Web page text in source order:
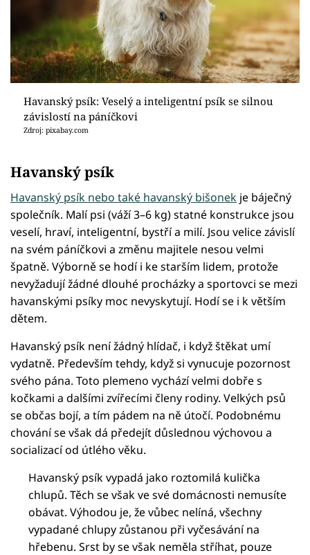
Havanský psík: Veselý a inteligentní psík se silnou
závislostí na páníčkovi
Zdroj: pixabay.com
Havanský psík
Havanský psík nebo také havanský bišonek je báječný
společník. Malí psi (váží 3–6 kg) statné konstrukce jsou
veselí, hraví, inteligentní, bystří a milí. Jsou velice závislí
na svém páníčkovi a změnu majitele nesou velmi
špatně. Výborně se hodí i ke starším lidem, protože
nevyžadují žádné dlouhé procházky a sportovci se mezi
havanskými psíky moc nevyskytují. Hodí se i k větším
dětem.
Havanský psík není žádný hlídač, i když štěkat umí
vydatně. Především tehdy, když si vynucuje pozornost
svého pána. Toto plemeno vychází velmi dobře s
kočkami a dalšími zvířecími členy rodiny. Velkých psů
se občas bojí, a tím pádem na ně útočí. Podobnému
chování se však dá předejít důslednou výchovou a
socializací od útlého věku.
Havanský psík vypadá jako roztomilá kulička
chlupů. Těch se však ve své domácnosti nemusíte
obávat. Výhodou je, že vůbec nelíná, všechny
vypadané chlupy zůstanou při vyčesávání na
hřebenu. Srst by se však neměla stříhat, pouze